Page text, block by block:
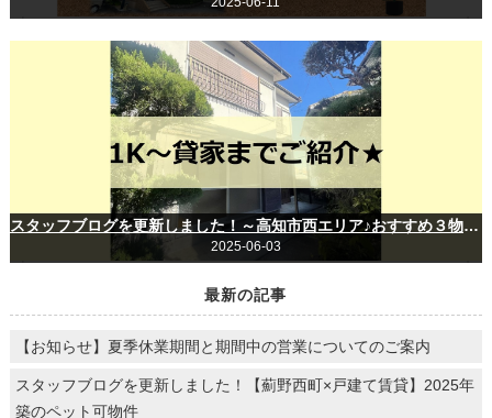
スタッフブログを更新しました！～高知市西エリア♪おすすめ３物件をご紹介(*´▽｀*)～
2025-06-03
最新の記事
【お知らせ】夏季休業期間と期間中の営業についてのご案内
スタッフブログを更新しました！【薊野西町×戸建て賃貸】2025年
築のペット可物件